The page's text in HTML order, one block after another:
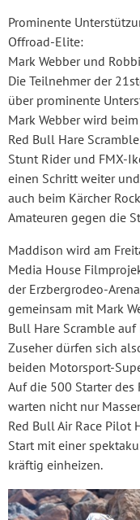
Prominente
Offroad-Elite:
Mark Webber und
Die Teilnehmer der
über prominente
Mark Webber wird
Red Bull Hare
Stunt Rider und FMX-
einen Schritt weiter
auch beim Kärcher
Amateuren gegen die
Maddison wird am
Media House
der Erzbergrodeo-
gemeinsam mit Mark
Bull Hare Scramble
Zuseher dürfen sich
beiden Motorsport-
Auf die 500 Starter des
warten nicht nur
Red Bull Air Race Pilot
Start mit einer
kräftig einheizen.